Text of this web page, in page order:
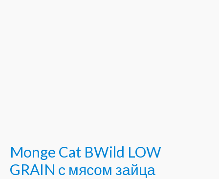
Monge Cat BWild LOW
GRAIN с мясом зайца